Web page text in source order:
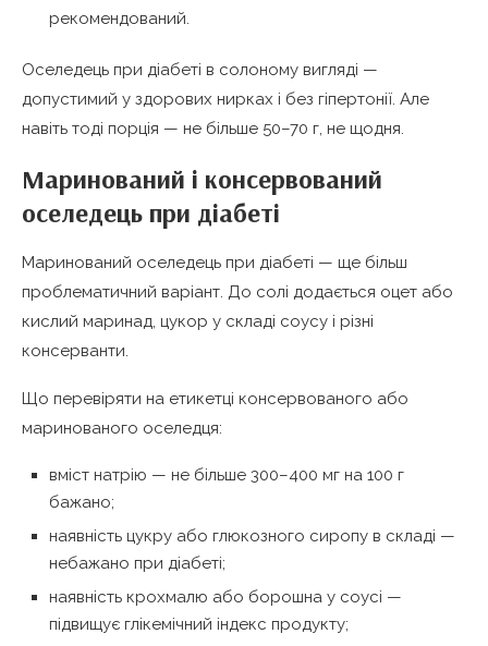
рекомендований.
Оселедець при діабеті в солоному вигляді —
допустимий у здорових нирках і без гіпертонії. Але
навіть тоді порція — не більше 50–70 г, не щодня.
Маринований і консервований
оселедець при діабеті
Маринований оселедець при діабеті — ще більш
проблематичний варіант. До солі додається оцет або
кислий маринад, цукор у складі соусу і різні
консерванти.
Що перевіряти на етикетці консервованого або
маринованого оселедця:
вміст натрію — не більше 300–400 мг на 100 г
бажано;
наявність цукру або глюкозного сиропу в складі —
небажано при діабеті;
наявність крохмалю або борошна у соусі —
підвищує глікемічний індекс продукту;